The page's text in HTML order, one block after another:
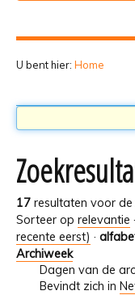
U bent hier: Home
17 resultaten voor
Sorteer op relevantie ·
recente eerst) ·
Archiweek
Dagen van de
Bevindt zich in